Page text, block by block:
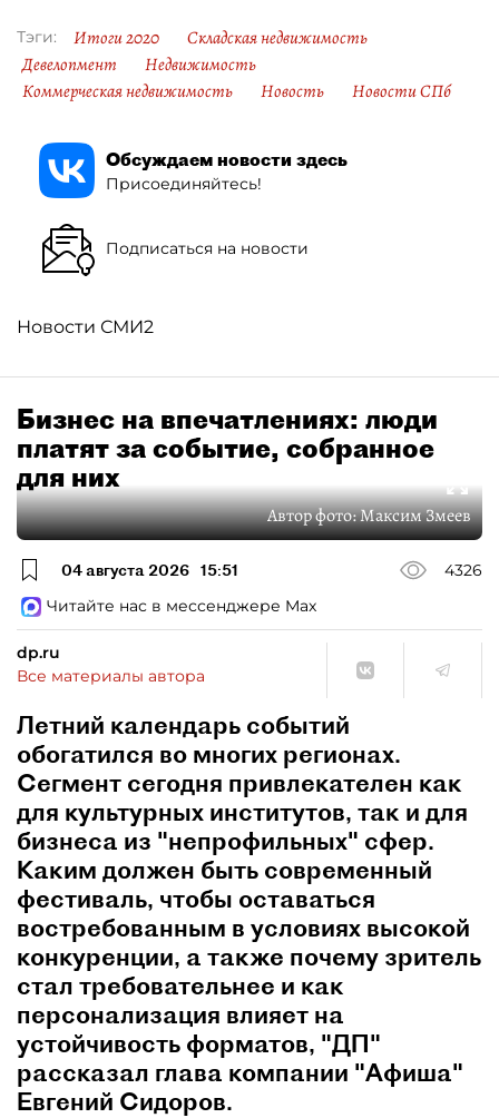
Тэги: Итоги 2020
Складская недвижимость
Девелопмент
Недвижимость
Коммерческая недвижимость
Новость Новости СПб
Обсуждаем новости здесь
Присоединяйтесь!
Подписаться на новости
Новости СМИ2
Бизнес на впечатлениях: люди
платят за событие, собранное
для них
Автор фото:Максим Змеев
04 августа 2026 15:51
4326
Читайте нас в мессенджере Max
dp.ru
Все материалы автора
Летний календарь событий
обогатился во многих регионах.
Сегмент сегодня привлекателен как
для культурных институтов, так и для
бизнеса из "непрофильных" сфер.
Каким должен быть современный
фестиваль, чтобы оставаться
востребованным в условиях высокой
конкуренции, а также почему зритель
стал требовательнее и как
персонализация влияет на
устойчивость форматов, "ДП"
рассказал глава компании "Афиша"
Евгений Сидоров.